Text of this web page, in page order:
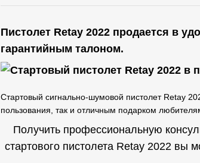
Пистолет Retay 2022 продается в
гарантийным талоном.
Стартовый сигнально-шумовой пистолет Retay
пользования, так и отличным подарком
Получить профессиональную
стартового пистолета Retay 2022 вы